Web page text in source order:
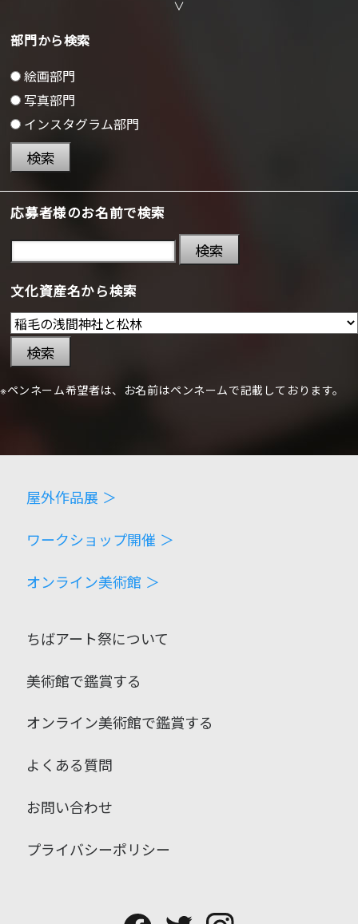
部門から検索
絵画部門
写真部門
インスタグラム部門
検索
応募者様のお名前で検索
検索
文化資産名から検索
検索
※ペンネーム希望者は、お名前はペンネームで記載しております。
屋外作品展 ＞
ワークショップ開催 ＞
オンライン美術館 ＞
ちばアート祭について
美術館で鑑賞する
オンライン美術館で鑑賞する
よくある質問
お問い合わせ
プライバシーポリシー